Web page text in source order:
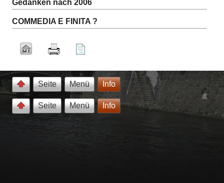
Gedanken nach 2006
COMMEDIA E FINITA ?
Seite Menü Info
Seite Menü Info